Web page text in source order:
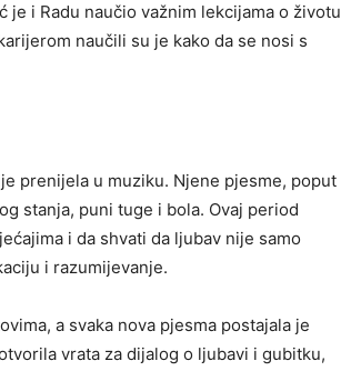
i Radu naučio važnim lekcijama o životu
naučili su je kako da se nosi s
prenijela u muziku. Njene pjesme, poput
stanja, puni tuge i bola. Ovaj period
i da shvati da ljubav nije samo
i razumijevanje.
a svaka nova pjesma postajala je
vrata za dijalog o ljubavi i gubitku,